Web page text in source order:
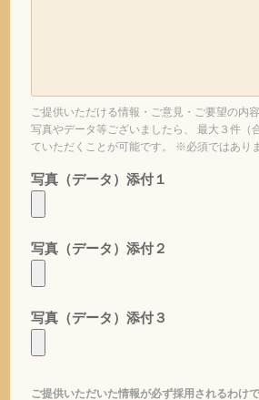
ご提供いただける情報・ご意見・ご要望の内
写真やデータ等ございましたら、 最大３件（
ていただくことが可能です。 ※必須ではあり
写真（データ）添付１
写真（データ）添付２
写真（データ）添付３
ご提供いただいた情報が必ず採用されるわけ